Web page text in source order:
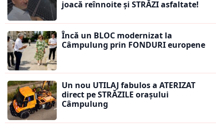
joacă reînnoite și STRĂZI asfaltate!
Încă un BLOC modernizat la
Câmpulung prin FONDURI europene
Un nou UTILAJ fabulos a ATERIZAT
direct pe STRĂZILE orașului
Câmpulung